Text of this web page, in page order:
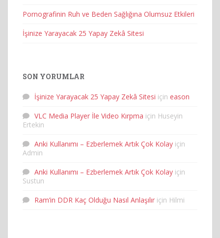
Pornografinin Ruh ve Beden Sağlığına Olumsuz Etkileri
İşinize Yarayacak 25 Yapay Zekâ Sitesi
SON YORUMLAR
İşinize Yarayacak 25 Yapay Zekâ Sitesi için eason
VLC Media Player İle Video Kırpma için Huseyin
Ertekin
Anki Kullanımı – Ezberlemek Artık Çok Kolay için
Admin
Anki Kullanımı – Ezberlemek Artık Çok Kolay için
Sustun
Ram’in DDR Kaç Olduğu Nasıl Anlaşılır için Hilmi